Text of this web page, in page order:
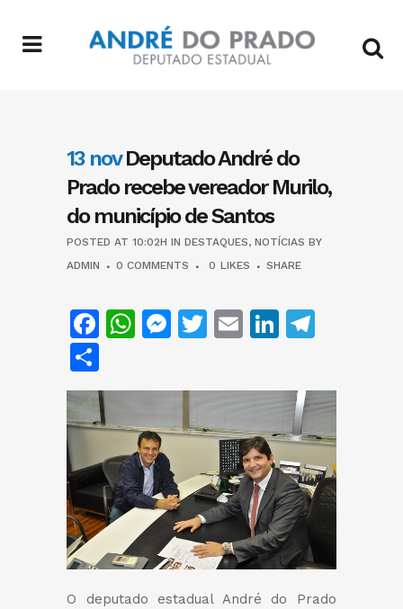
13 novDeputado André do
Prado recebe vereador Murilo,
do município de Santos
POSTED AT 10:02H IN DESTAQUES, NOTÍCIAS BY
ADMIN
0 COMMENTS 0 LIKES SHARE
Facebook
WhatsApp
Messenger
Twitter
EmailLinkedIn
O deputado estadual André do Prado